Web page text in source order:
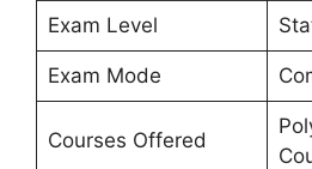
Exam Level
Exam Mode
Courses Offered